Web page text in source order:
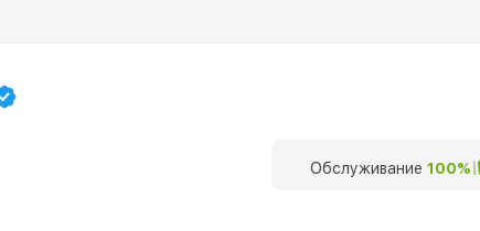
Обслуживание 100%